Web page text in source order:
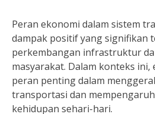
Peran ekonomi dalam sistem
dampak positif yang signifikan
perkembangan infrastruktur
masyarakat. Dalam konteks
peran penting dalam
transportasi dan
kehidupan sehari-hari.